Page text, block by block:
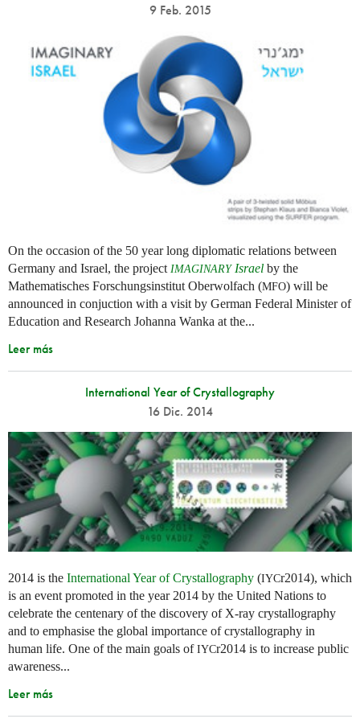
9 Feb. 2015
On the occasion of the 50 year long diplomatic relations between
Germany and Israel, the project IMAGINARYIsrael by the
Mathematisches Forschungsinstitut Oberwolfach (MFO) will be
announced in conjuction with a visit by German Federal Minister of
Education and Research Johanna Wanka at the...
Leer más
International Year of Crystallography
16 Dic. 2014
2014 is the International Year of Crystallography (IYCr2014), which
is an event promoted in the year 2014 by the United Nations to
celebrate the centenary of the discovery of X-ray crystallography
and to emphasise the global importance of crystallography in
human life. One of the main goals ofIYCr2014 is to increase public
awareness...
Leer más